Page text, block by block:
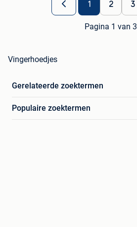
1 2 3
Pagina 1 van 3
Vingerhoedjes
Gerelateerde zoektermen
Populaire zoektermen